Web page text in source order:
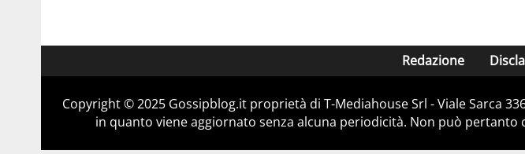
Redazione
Copyright © 2025 Gossipblog.it proprietà di T-Mediahouse Srl - Viale Sarca
in quanto viene aggiornato senza alcuna periodicità. Non può